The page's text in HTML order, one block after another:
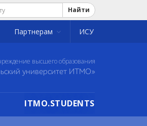
Найти
Партнерам ИСУ
высшего образования
университет ИТМО»
ITMO.STUDENTS